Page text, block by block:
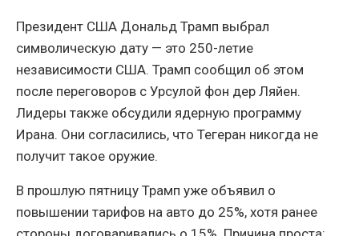
Президент США Дональд Трамп выбрал
символическую дату — это 250-летие
независимости США. Трамп сообщил об этом
после переговоров с Урсулой фон дер Ляйен.
Лидеры также обсудили ядерную программу
Ирана. Они согласились, что Тегеран никогда не
получит такое оружие.
В прошлую пятницу Трамп уже объявил о
повышении тарифов на авто до 25%, хотя ранее